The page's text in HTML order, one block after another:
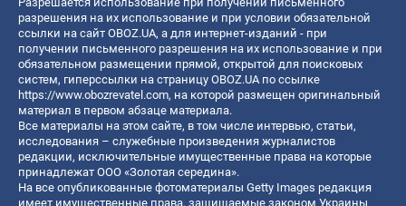
разрешения на их использование и при условии обязательной
ссылки на сайт OBOZ.UA, а для интернет-изданий - при
получении письменного разрешения на их использование и при
обязательном размещении прямой, открытой для поисковых
систем, гиперссылки на страницу OBOZ.UA по ссылке
https://www.obozrevatel.com, на которой размещен оригинальный
материал в первом абзаце материала.
Все материалы на этом сайте, в том числе интервью, статьи,
исследования – служебные произведения журналистов
редакции, исключительные имущественные права на которые
принадлежат ООО «Золотая середина».
На все опубликованные фотоматериалы Getty Images редакция
имеет имущественные права, защищаемые законом Украины